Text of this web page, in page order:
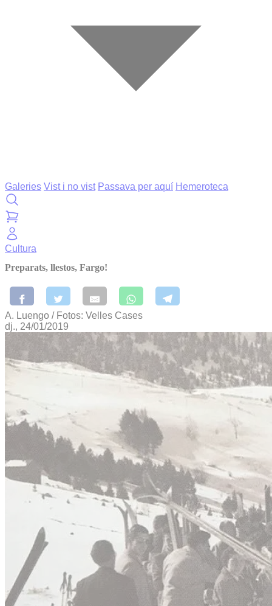
Galeries Vist i no vist Passava per aquí Hemeroteca
Cultura
Preparats, llestos, Fargo!
A. Luengo / Fotos: Velles Cases
dj., 24/01/2019